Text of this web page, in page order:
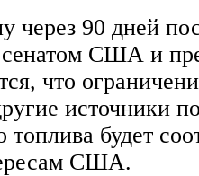
через 90 дней
сенатом США и
что
источники
будет
США.